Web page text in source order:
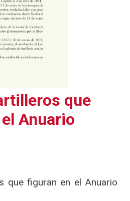
que
Anuario
que figuran en el Anuario